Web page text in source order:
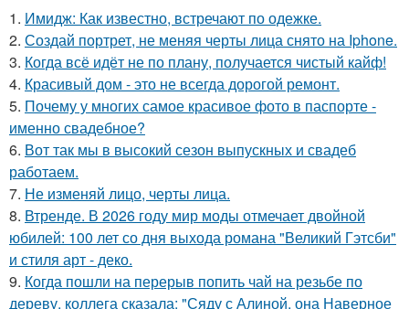
1. Имидж: Как известно, встречают по одежке.
2. Создай портрет, не меняя черты лица снято на Iphone.
3. Когда всё идёт не по плану, получается чистый кайф!
4. Красивый дом - это не всегда дорогой ремонт.
5. Почему у многих самое красивое фото в паспорте -
именно свадебное?
6. Вот так мы в высокий сезон выпускных и свадеб
работаем.
7. Не изменяй лицо, черты лица.
8. Втренде. В 2026 году мир моды отмечает двойной
юбилей: 100 лет со дня выхода романа "Великий Гэтсби"
и стиля арт - деко.
9. Когда пошли на перерыв попить чай на резьбе по
дереву, коллега сказала: "Сяду с Алиной, она Наверное